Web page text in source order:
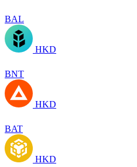
BAL
HKD
BNT
HKD
BAT
HKD